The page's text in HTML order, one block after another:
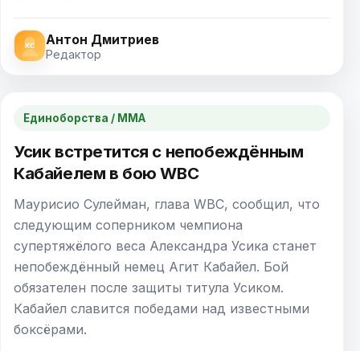
Антон Дмитриев
Редактор
Единоборства / ММА
Усик встретится с непобеждённым
Кабайелем в бою WBC
Маурисио Сулейман, глава WBC, сообщил, что
следующим соперником чемпиона
супертяжёлого веса Александра Усика станет
непобеждённый немец Агит Кабайел. Бой
обязателен после защиты титула Усиком.
Кабайел славится победами над известными
боксёрами.